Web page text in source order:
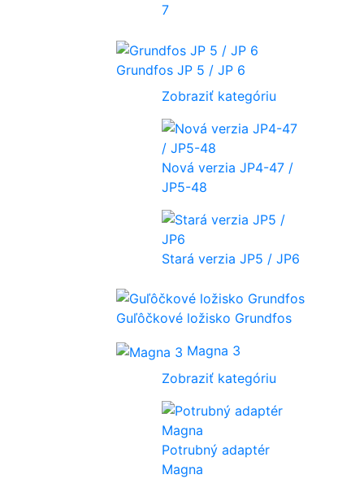
7
Grundfos JP 5 / JP 6
Zobraziť kategóriu
Nová verzia JP4-47 /
JP5-48
Stará verzia JP5 / JP6
Guľôčkové ložisko Grundfos
Magna 3
Zobraziť kategóriu
Potrubný adaptér
Magna